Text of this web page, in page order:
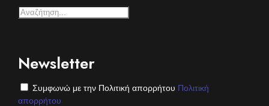
Newsletter
Συμφωνώ με την Πολιτική απορρήτου Πολιτική
απορρήτου